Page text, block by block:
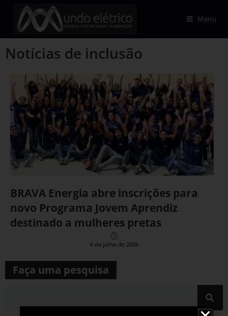
Menu
Notícias de inclusão
BRAVA Energia abre inscrições para
novo Programa Jovem Aprendiz
destinado a mulheres pretas
6 de julho de 2026
Faça uma pesquisa